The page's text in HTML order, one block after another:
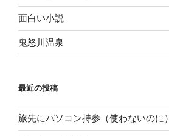
面白い小説
鬼怒川温泉
最近の投稿
旅先にパソコン持参（使わないのに）